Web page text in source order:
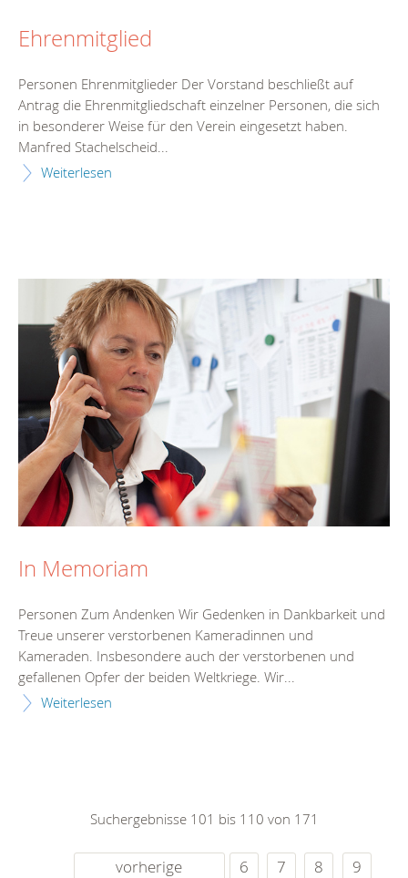
Ehrenmitglied
Personen Ehrenmitglieder Der Vorstand beschließt auf
Antrag die Ehrenmitgliedschaft einzelner Personen, die sich
in besonderer Weise für den Verein eingesetzt haben.
Manfred Stachelscheid...
Weiterlesen
In Memoriam
Personen Zum Andenken Wir Gedenken in Dankbarkeit und
Treue unserer verstorbenen Kameradinnen und
Kameraden. Insbesondere auch der verstorbenen und
gefallenen Opfer der beiden Weltkriege. Wir...
Weiterlesen
Suchergebnisse 101 bis 110 von 171
vorherige 6 7 8
9